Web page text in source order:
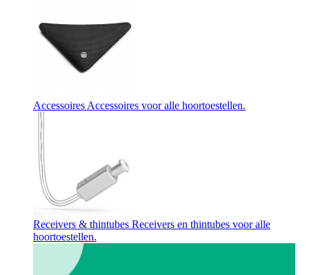
AccessoiresAccessoires voor alle hoortoestellen.
Receivers & thintubes Receivers en thintubes voor alle
hoortoestellen.